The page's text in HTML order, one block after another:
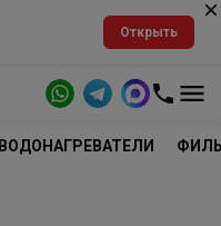
Открыть
ВОДОНАГРЕВАТЕЛИ